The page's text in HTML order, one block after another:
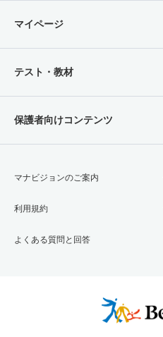
マイページ
テスト・教材
保護者向けコンテンツ
マナビジョンのご案内
利用規約
よくある質問と回答